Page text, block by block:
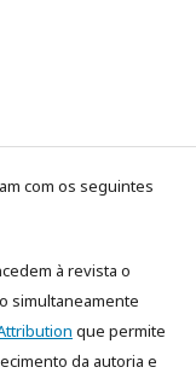
com os seguintes
à revista o
simultaneamente
que permite
da autoria e